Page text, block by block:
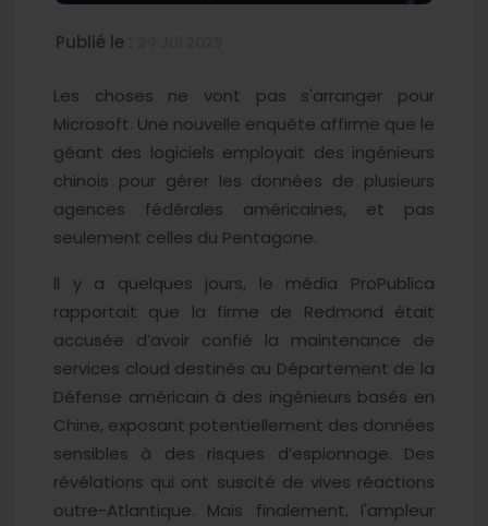
Publié le :
Les choses ne vont pas s'arranger pour
Microsoft. Une nouvelle enquête affirme que le
géant des logiciels employait des ingénieurs
chinois pour gérer les données de plusieurs
agences fédérales américaines, et pas
seulement celles du Pentagone.
Il y a quelques jours, le média ProPublica
rapportait que la firme de Redmond était
accusée d’avoir confié la maintenance de
services cloud destinés au Département de la
Défense américain à des ingénieurs basés en
Chine, exposant potentiellement des données
sensibles à des risques d’espionnage. Des
révélations qui ont suscité de vives réactions
outre-Atlantique. Mais finalement, l'ampleur